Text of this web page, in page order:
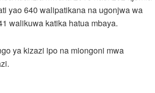
yao 640 walipatikana na ugonjwa wa
walikuwa katika hatua mbaya.
ya kizazi ipo na miongoni mwa